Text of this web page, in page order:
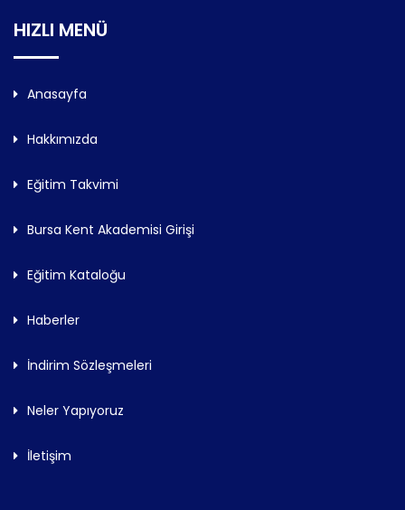
HIZLI MENÜ
Anasayfa
Hakkımızda
Eğitim Takvimi
Bursa Kent Akademisi Girişi
Eğitim Kataloğu
Haberler
İndirim Sözleşmeleri
Neler Yapıyoruz
İletişim